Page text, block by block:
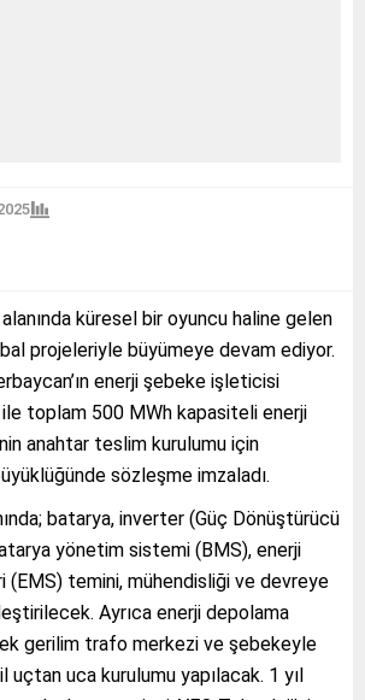
küresel bir oyuncu haline gelen
projeleriyle büyümeye devam ediyor.
enerji şebeke işleticisi
toplam 500 MWh kapasiteli enerji
anahtar teslim kurulumu için
sözleşme imzaladı.
batarya, inverter (Güç Dönüştürücü
yönetim sistemi (BMS), enerji
temini, mühendisliği ve devreye
Ayrıca enerji depolama
gerilim trafo merkezi ve şebekeyle
uçtan uca kurulumu yapılacak. 1 yıl